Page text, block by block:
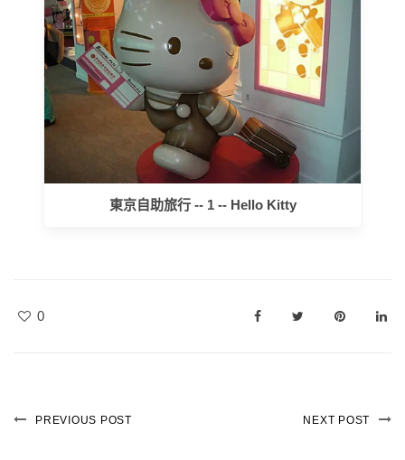
東京自助旅行 -- 1 -- Hello Kitty
0
PREVIOUS POST NEXT POST